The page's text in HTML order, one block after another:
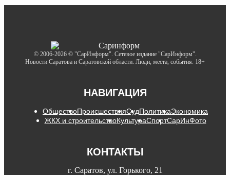
© 2006-2026 © "СарИнформ". Сетевое издание "СарИнформ".
Новости Саратова и Саратовской области. Люди, места, события. 18+
НАВИГАЦИЯ
ОбществоПроисшествияСудПолитикаЭкономика
ЖКХ и строительствоКультураСпортСарИнФото
КОНТАКТЫ
г. Саратов, ул. Горького, 21